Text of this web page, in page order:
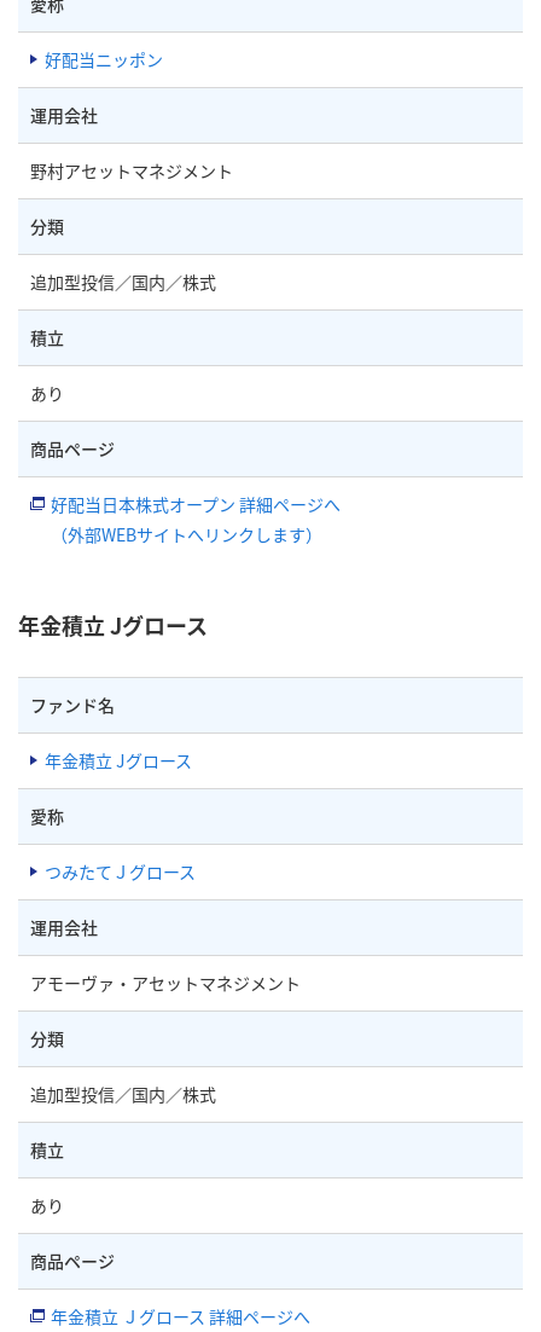
好配当ニッポン
運用会社
野村アセットマネジメント
分類
追加型投信／国内／株式
積立
あり
商品ページ
好配当日本株式オープン 詳細ページへ
（外部WEBサイトへリンクします）
年金積立 Jグロース
ファンド名
年金積立 Jグロース
愛称
つみたてＪグロース
運用会社
アモーヴァ・アセットマネジメント
分類
追加型投信／国内／株式
積立
あり
商品ページ
年金積立 Ｊグロース 詳細ページへ